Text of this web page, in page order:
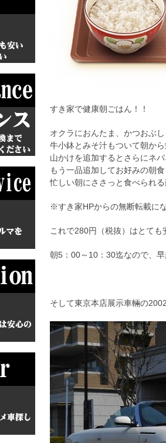
すき家で健康朝ごはん！！
オクラにおんたま、かつおぶ
牛小鉢とみそ汁もついて朝か
山かけを追加するとさらにネ
もう一品追加してお好みの朝
忙しい朝にささっと食べられ
※すき家HPからの無断転載に
これで280円（税抜）はとても
朝5：00～10：30迄なので、
そして東京本店展示車輛の